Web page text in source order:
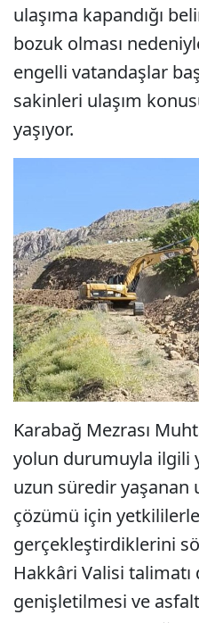
ulaşıma kapandığı
bozuk olması
engelli vatandaşlar
sakinleri ulaşım
yaşıyor.
Karabağ Mezrası
yolun durumuyla ilgili
uzun süredir yaşanan
çözümü için
gerçekleştirdiklerini
Hakkâri Valisi
genişletilmesi ve